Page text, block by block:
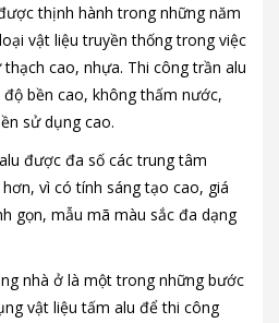
thịnh hành trong những năm
vật liệu truyền thống trong việc
cao, nhựa. Thi công trần alu
bền cao, không thấm nước,
sử dụng cao.
được đa số các trung tâm
vì có tính sáng tạo cao, giá
gọn, mẫu mã màu sắc đa dạng
nhà ở là một trong những bước
vật liệu tấm alu để thi công